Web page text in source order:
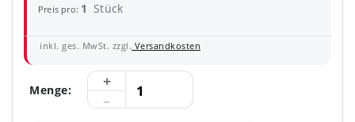
Preis pro: 1 Stück
inkl. ges. MwSt. zzgl. Versandkosten
Menge: